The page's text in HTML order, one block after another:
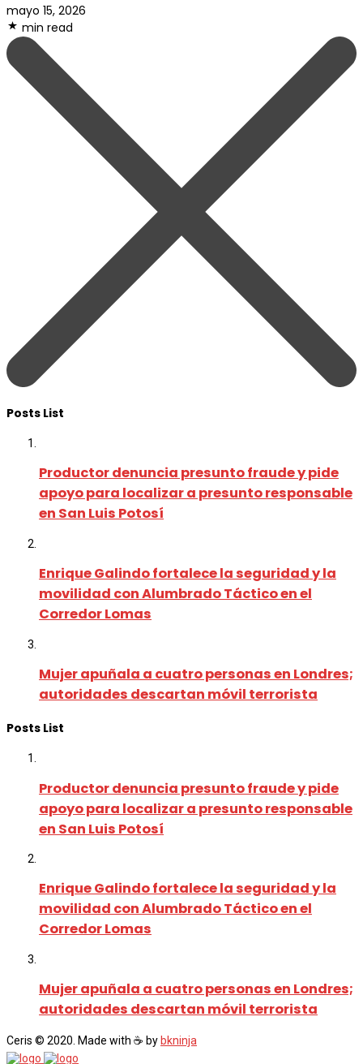
mayo 15, 2026
min read
Posts List
Productor denuncia presunto fraude y pide
apoyo para localizar a presunto responsable
en San Luis Potosí
Enrique Galindo fortalece la seguridad y la
movilidad con Alumbrado Táctico en el
Corredor Lomas
Mujer apuñala a cuatro personas en Londres;
autoridades descartan móvil terrorista
Posts List
Productor denuncia presunto fraude y pide
apoyo para localizar a presunto responsable
en San Luis Potosí
Enrique Galindo fortalece la seguridad y la
movilidad con Alumbrado Táctico en el
Corredor Lomas
Mujer apuñala a cuatro personas en Londres;
autoridades descartan móvil terrorista
Ceris © 2020. Made with ☕ by bkninja